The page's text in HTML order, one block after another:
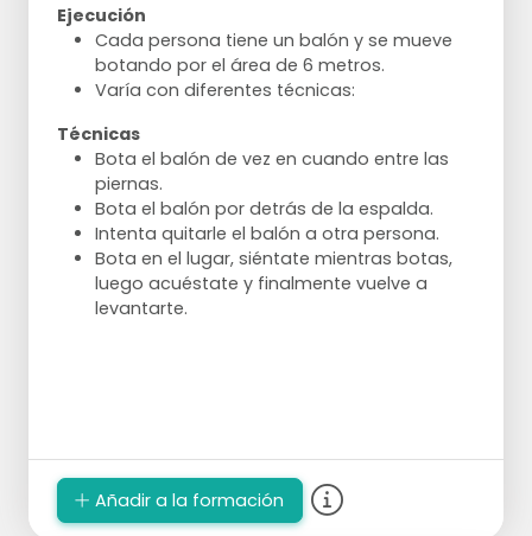
perdedor comienza.
Ejecución
Cada persona tiene un balón y se mueve
botando por el área de 6 metros.
Varía con diferentes técnicas:
Técnicas
Bota el balón de vez en cuando entre las
piernas.
Bota el balón por detrás de la espalda.
Intenta quitarle el balón a otra persona.
Bota en el lugar, siéntate mientras botas,
luego acuéstate y finalmente vuelve a
levantarte.
Añadir a la formación